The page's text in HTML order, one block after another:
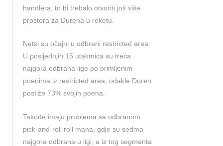
handlera, to bi trebalo otvoriti još više
prostora za Durena u reketu.
Netsi su očajni u odbrani restricted area.
U posljednjih 15 utakmica su treća
najgora odbrana lige po primljenim
poenima iz restricted area, odakle Duren
postiže 73% svojih poena.
Takođe imaju problema sa odbranom
pick-and-roll roll mana, gdje su sedma
najgora odbrana u ligi, a iz tog segmenta